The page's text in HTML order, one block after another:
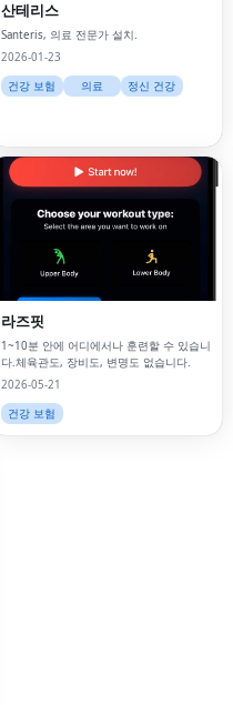
산테리스
Santeris, 의료 전문가 설치.
2026-01-23
건강 보험
의료 정신 건강
라즈핏
1~10분 안에 어디에서나 훈련할 수 있습니
다.체육관도, 장비도, 변명도 없습니다.
2026-05-21
건강 보험